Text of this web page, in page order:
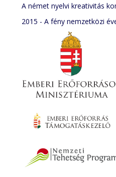
A német nyelvi kreativitás
2015 - A fény nemzetközi